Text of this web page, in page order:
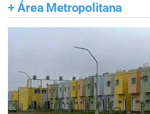
+ Área Metropolitana